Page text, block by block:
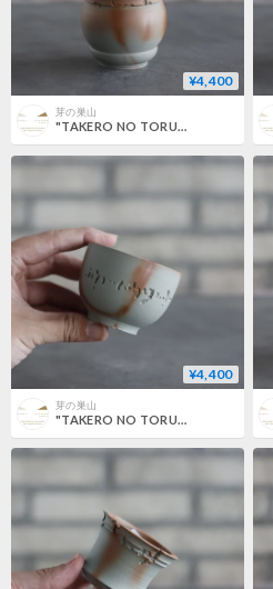
¥4,400
芽の巣山
"TAKERO NO TORUKO" (2号) no.802/135
¥4,400
芽の巣山
"TAKERO NO TORUKO" (2号) no.802/131